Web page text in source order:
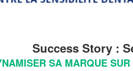
Success Story :
SA MARQUE